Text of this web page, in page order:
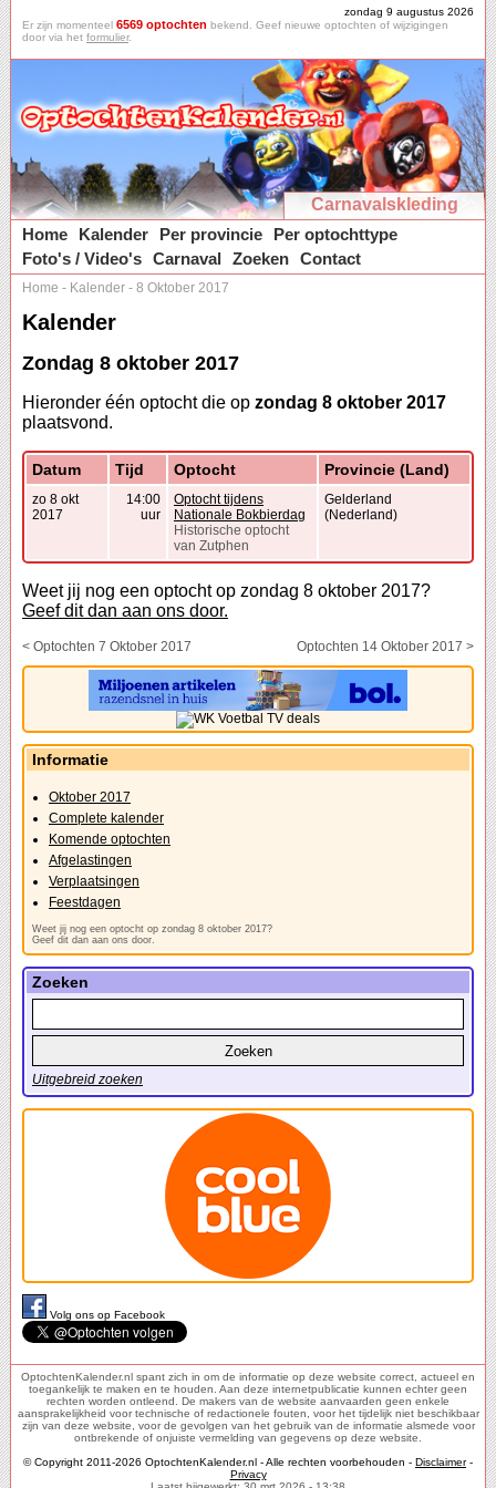
zondag 9 augustus 2026
Er zijn momenteel 6569 optochten bekend. Geef nieuwe optochten of wijzigingen
door via het formulier.
Carnavalskleding
Home
Kalender Per provincie
Per optochttype
Foto's / Video's Carnaval Zoeken Contact
Home - Kalender - 8 Oktober 2017
Kalender
Zondag 8 oktober 2017
Hieronder één optocht die op zondag 8 oktober 2017
plaatsvond.
Datum Tijd Optocht Provincie (Land)
zo 8 okt
2017
14:00
uur
Optocht tijdens
Nationale Bokbierdag
Historische optocht
van Zutphen
Gelderland
(Nederland)
Weet jij nog een optocht op zondag 8 oktober 2017?
Geef dit dan aan ons door.
< Optochten 7 Oktober 2017 Optochten 14 Oktober 2017 >
Informatie
Oktober 2017
Complete kalender
Komende optochten
Afgelastingen
Verplaatsingen
Feestdagen
Weet jij nog een optocht op zondag 8 oktober 2017?
Geef dit dan aan ons door.
Zoeken
Uitgebreid zoeken
Volg ons op Facebook
OptochtenKalender.nl spant zich in om de informatie op deze website correct, actueel en
toegankelijk te maken en te houden. Aan deze internetpublicatie kunnen echter geen
rechten worden ontleend. De makers van de website aanvaarden geen enkele
aansprakelijkheid voor technische of redactionele fouten, voor het tijdelijk niet beschikbaar
zijn van deze website, voor de gevolgen van het gebruik van de informatie alsmede voor
ontbrekende of onjuiste vermelding van gegevens op deze website.
© Copyright 2011-2026 OptochtenKalender.nl - Alle rechten voorbehouden - Disclaimer-
Privacy